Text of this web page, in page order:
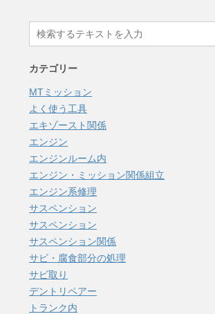
カテゴリー
MTミッション
よく使う工具
エキゾースト関係
エンジン
エンジンルーム内
エンジン・ミッション関係組立
エンジン系修理
サスペンション
サスペンション
サスペンション関係
サビ・腐食部分の処理
サビ取り
デントリペアー
トランク内